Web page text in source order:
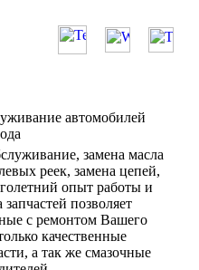
автомобилей
замена масла
реек, замена цепей,
опыт работы и
позволяет
с ремонтом Вашего
качественные
а так же смазочные